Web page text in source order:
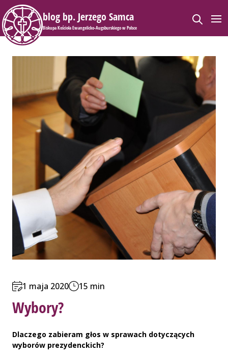
blog bp. Jerzego Samca
Biskupa Kościoła Ewangelicko-Augsburskiego w Polsce
1 maja 2020 15 min
Wybory?
Dlaczego zabieram głos w sprawach dotyczących
wyborów prezydenckich?